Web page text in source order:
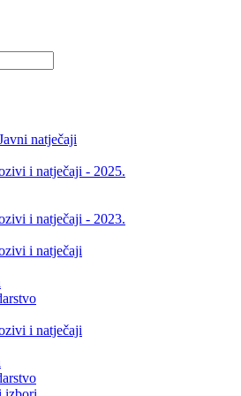
natječaji
i natječaji - 2025.
i natječaji - 2023.
i natječaji
i natječaji